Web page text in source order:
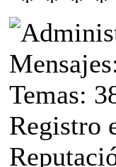
Temas:
Registro